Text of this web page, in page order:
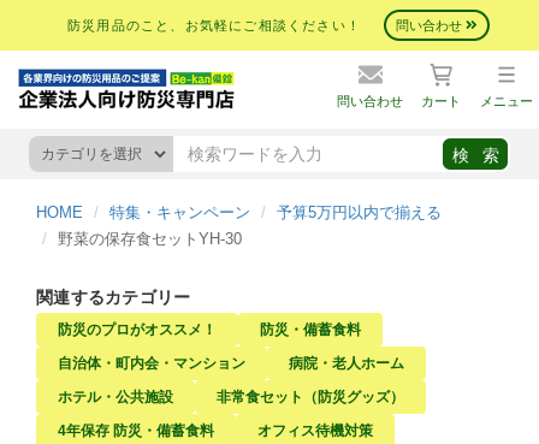
防災用品のこと、お気軽にご相談ください！ 問い合わせ
問い合わせ カート メニュー
HOME 特集・キャンペーン
予算5万円以内で揃える
野菜の保存食セットYH-30
関連するカテゴリー
防災のプロがオススメ！
防災・備蓄食料
自治体・町内会・マンション
病院・老人ホーム
ホテル・公共施設
非常食セット（防災グッズ）
4年保存 防災・備蓄食料
オフィス待機対策